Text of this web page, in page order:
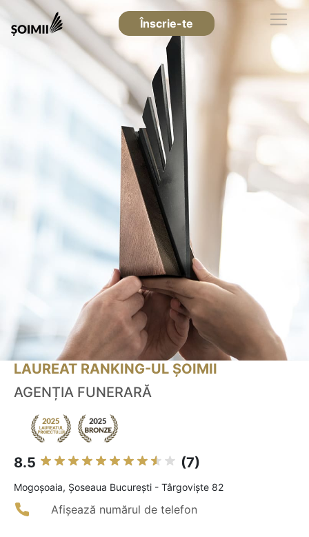
Înscrie-te
LAUREAT RANKING-UL ȘOIMII
AGENȚIA FUNERARĂ
8.5 (7)
Mogoşoaia, Șoseaua București - Târgoviște 82
Afișează numărul de telefon